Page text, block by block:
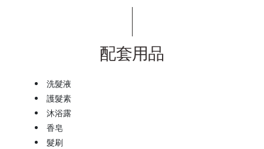
配套用品
洗髮液
護髮素
沐浴露
香皂
髮刷